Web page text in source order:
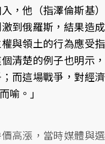
，他（指澤倫斯基）
到俄羅斯，結果造成
與領土的行為應受指
清楚的例子也明示，
而這場戰爭，對經濟
喻。」
高漲，當時媒體與選